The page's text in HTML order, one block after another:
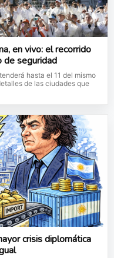
en vivo: el recorrido
de seguridad
hasta el 11 del mismo
de las ciudades que
crisis diplomática